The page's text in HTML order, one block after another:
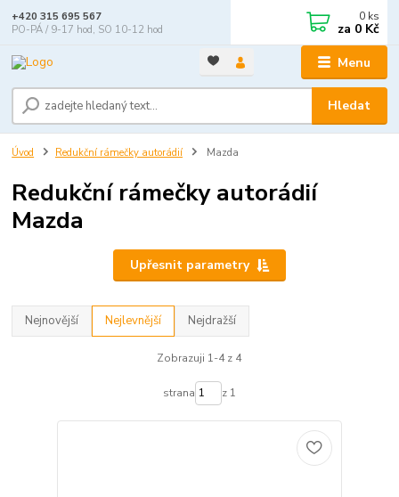
Menu
Hledat
+420 315 695 567
PO-PÁ / 9-17 hod, SO 10-12 hod
0 ks
za 0 Kč
Úvod Redukční rámečky autorádií Mazda
Redukční rámečky autorádií
Mazda
Upřesnit parametry
Nejnovější Nejlevnější Nejdražší
Zobrazuji 1-4 z 4
strana z 1